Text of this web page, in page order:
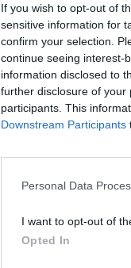
If you wish to opt-out of
sensitive information for
confirm your selection.
continue seeing interest-
information disclosed to
further disclosure of your
participants. This
Downstream Participants
Personal Data
I want to opt-out of
Opted In